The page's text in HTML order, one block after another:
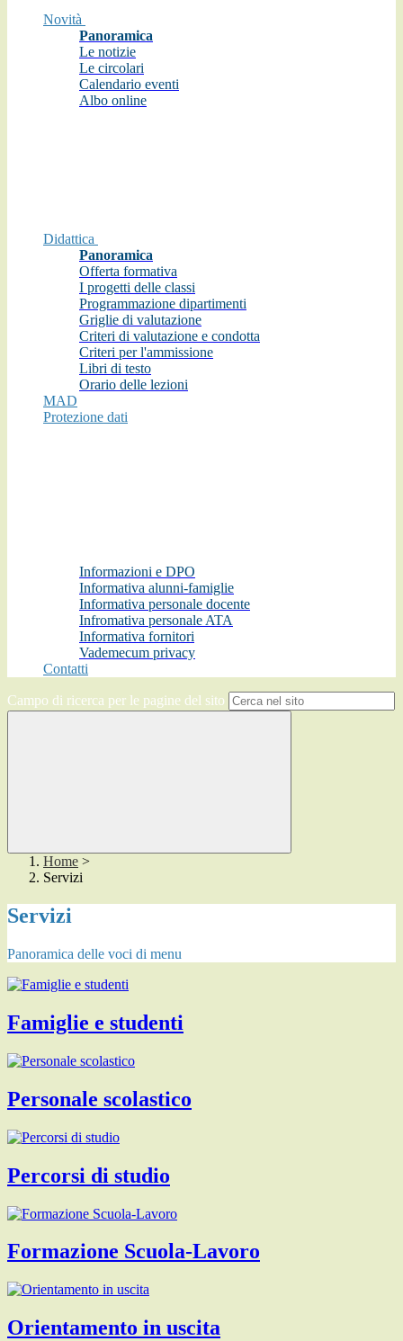
Novità
Panoramica
Le notizie
Le circolari
Calendario eventi
Albo online
Didattica
Panoramica
Offerta formativa
I progetti delle classi
Programmazione dipartimenti
Griglie di valutazione
Criteri di valutazione e condotta
Criteri per l'ammissione
Libri di testo
Orario delle lezioni
MAD
Protezione dati
Informazioni e DPO
Informativa alunni-famiglie
Informativa personale docente
Infromativa personale ATA
Informativa fornitori
Vademecum privacy
Contatti
Campo di ricerca per le pagine del sito
Home >
Servizi
Servizi
Panoramica delle voci di menu
Famiglie e studenti
Personale scolastico
Percorsi di studio
Formazione Scuola-Lavoro
Orientamento in uscita